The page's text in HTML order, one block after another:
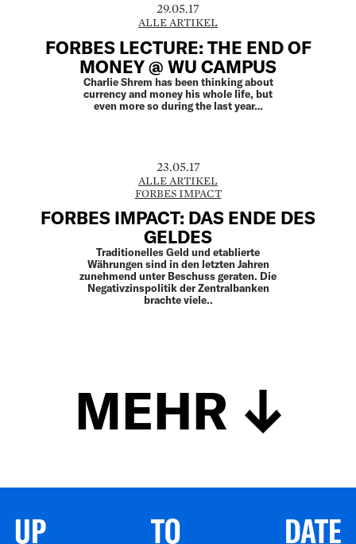
29.05.17
ALLE ARTIKEL
FORBES LECTURE: THE END OF
MONEY @ WU CAMPUS
Charlie Shrem has been thinking about
currency and money his whole life, but
even more so during the last year…
23.05.17
ALLE ARTIKEL
FORBES IMPACT
FORBES IMPACT: DAS ENDE DES
GELDES
Traditionelles Geld und etablierte
Währungen sind in den letzten Jahren
zunehmend unter Beschuss geraten. Die
Negativzinspolitik der Zentralbanken
brachte viele..
MEHR
UP TO DATE